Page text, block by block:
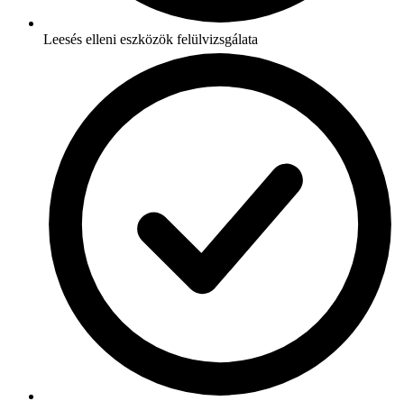
Leesés elleni eszközök felülvizsgálata